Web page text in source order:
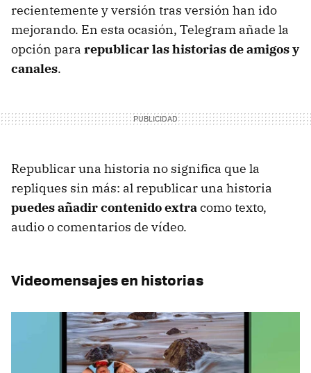
recientemente y versión tras versión han ido
mejorando. En esta ocasión, Telegram añade la
opción para republicar las historias de amigos y
canales.
Republicar una historia no significa que la
repliques sin más: al republicar una historia
puedes añadir contenido extracomo texto,
audio o comentarios de vídeo.
Videomensajes en historias